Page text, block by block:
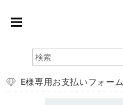
E様専用お支払いフォーム